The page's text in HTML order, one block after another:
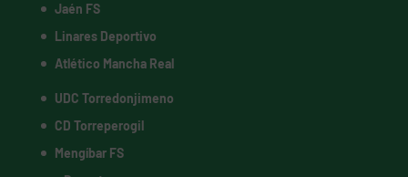
Jaén FS
Linares Deportivo
Atlético Mancha Real
UDC Torredonjimeno
CD Torreperogil
Mengíbar FS